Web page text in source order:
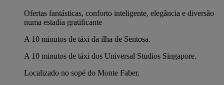
Ofertas fantásticas, conforto inteligente, elegância e diversão
numa estadia gratificante
A 10 minutos de táxi da ilha de Sentosa.
A 10 minutos de táxi dos Universal Studios Singapore.
Localizado no sopé do Monte Faber.